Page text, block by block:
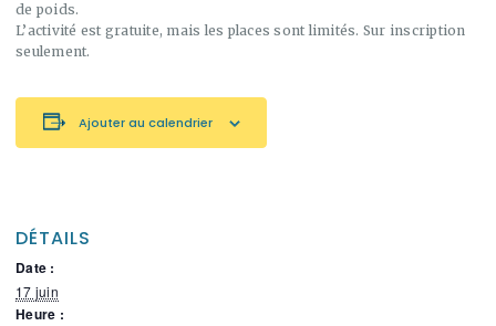
de poids.
L’activité est gratuite, mais les places sont limités. Sur inscription
seulement.
Ajouter au calendrier
DÉTAILS
Date :
17 juin
Heure :